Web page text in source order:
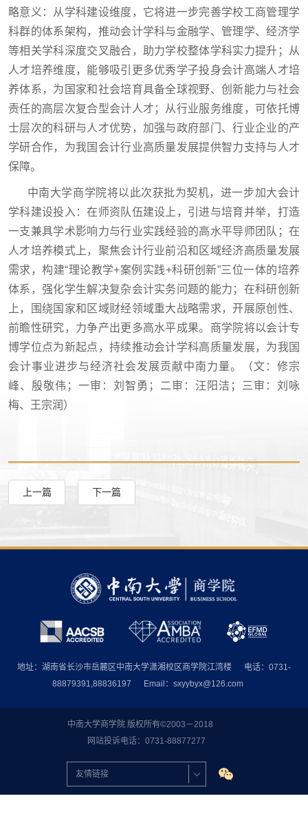
略意义：从学科建设维度，它将进一步完善学校工商管理学
科群的体系架构，推动会计学科与金融学、管理学、经济学
等相关学科深度交叉融合，助力学校整体学科实力提升；从
人才培养维度，能够吸引更多优秀学子投身会计高端人才培
养体系，为国家和社会培育具备全球视野、创新能力与社会
责任的高层次复合型会计人才；从行业服务维度，可依托博
士层次的科研与人才优势，加强与政府部门、行业企业的产
学研合作，为我国会计行业高质量发展提供智力支持与人才
保障。
中南大学商学院将以此次获批为契机，进一步加大会计
学科建设投入：在师资队伍建设上，引进与培育并举，打造
一支兼具学术影响力与行业实践经验的高水平导师团队；在
人才培养模式上，聚焦会计行业前沿和区域经济高质量发展
需求，构建“理论教学+案例实践+科研创新”三位一体的培养
体系，强化学生解决复杂会计实务问题的能力；在科研创新
上，围绕国家和区域财经领域重大战略需求，开展原创性、
前瞻性研究，力争产出更多高水平成果。商学院将以会计专
博学位点为新起点，持续推动会计学科高质量发展，为我国
会计事业进步与经济社会发展贡献中南力量。
（文：修宗
峰、殷敬伟；一审：刘智勇；二审：汪阳洁；三审：刘咏
梅、王宗润）
上一篇 下一篇
地址：湖南省长沙市岳麓区中南大学潇湘校区商学院江湾楼
电话：0731-
88879391,88836197
Email：sxyybyx@126.com
中南大学商学院 版权所有©2003－2018
网站投诉电话：0731-88877277
友情链接